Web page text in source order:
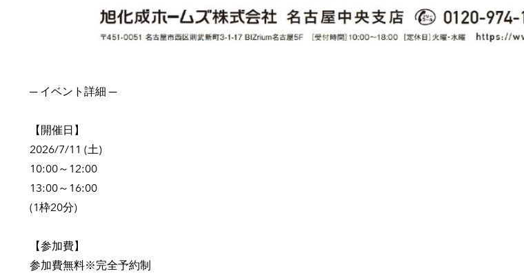
─ イベント詳細 ─
【開催日】
2026/7/11 (土)
10:00～12:00
13:00～16:00
(1枠20分)
【参加費】
参加費無料※完全予約制